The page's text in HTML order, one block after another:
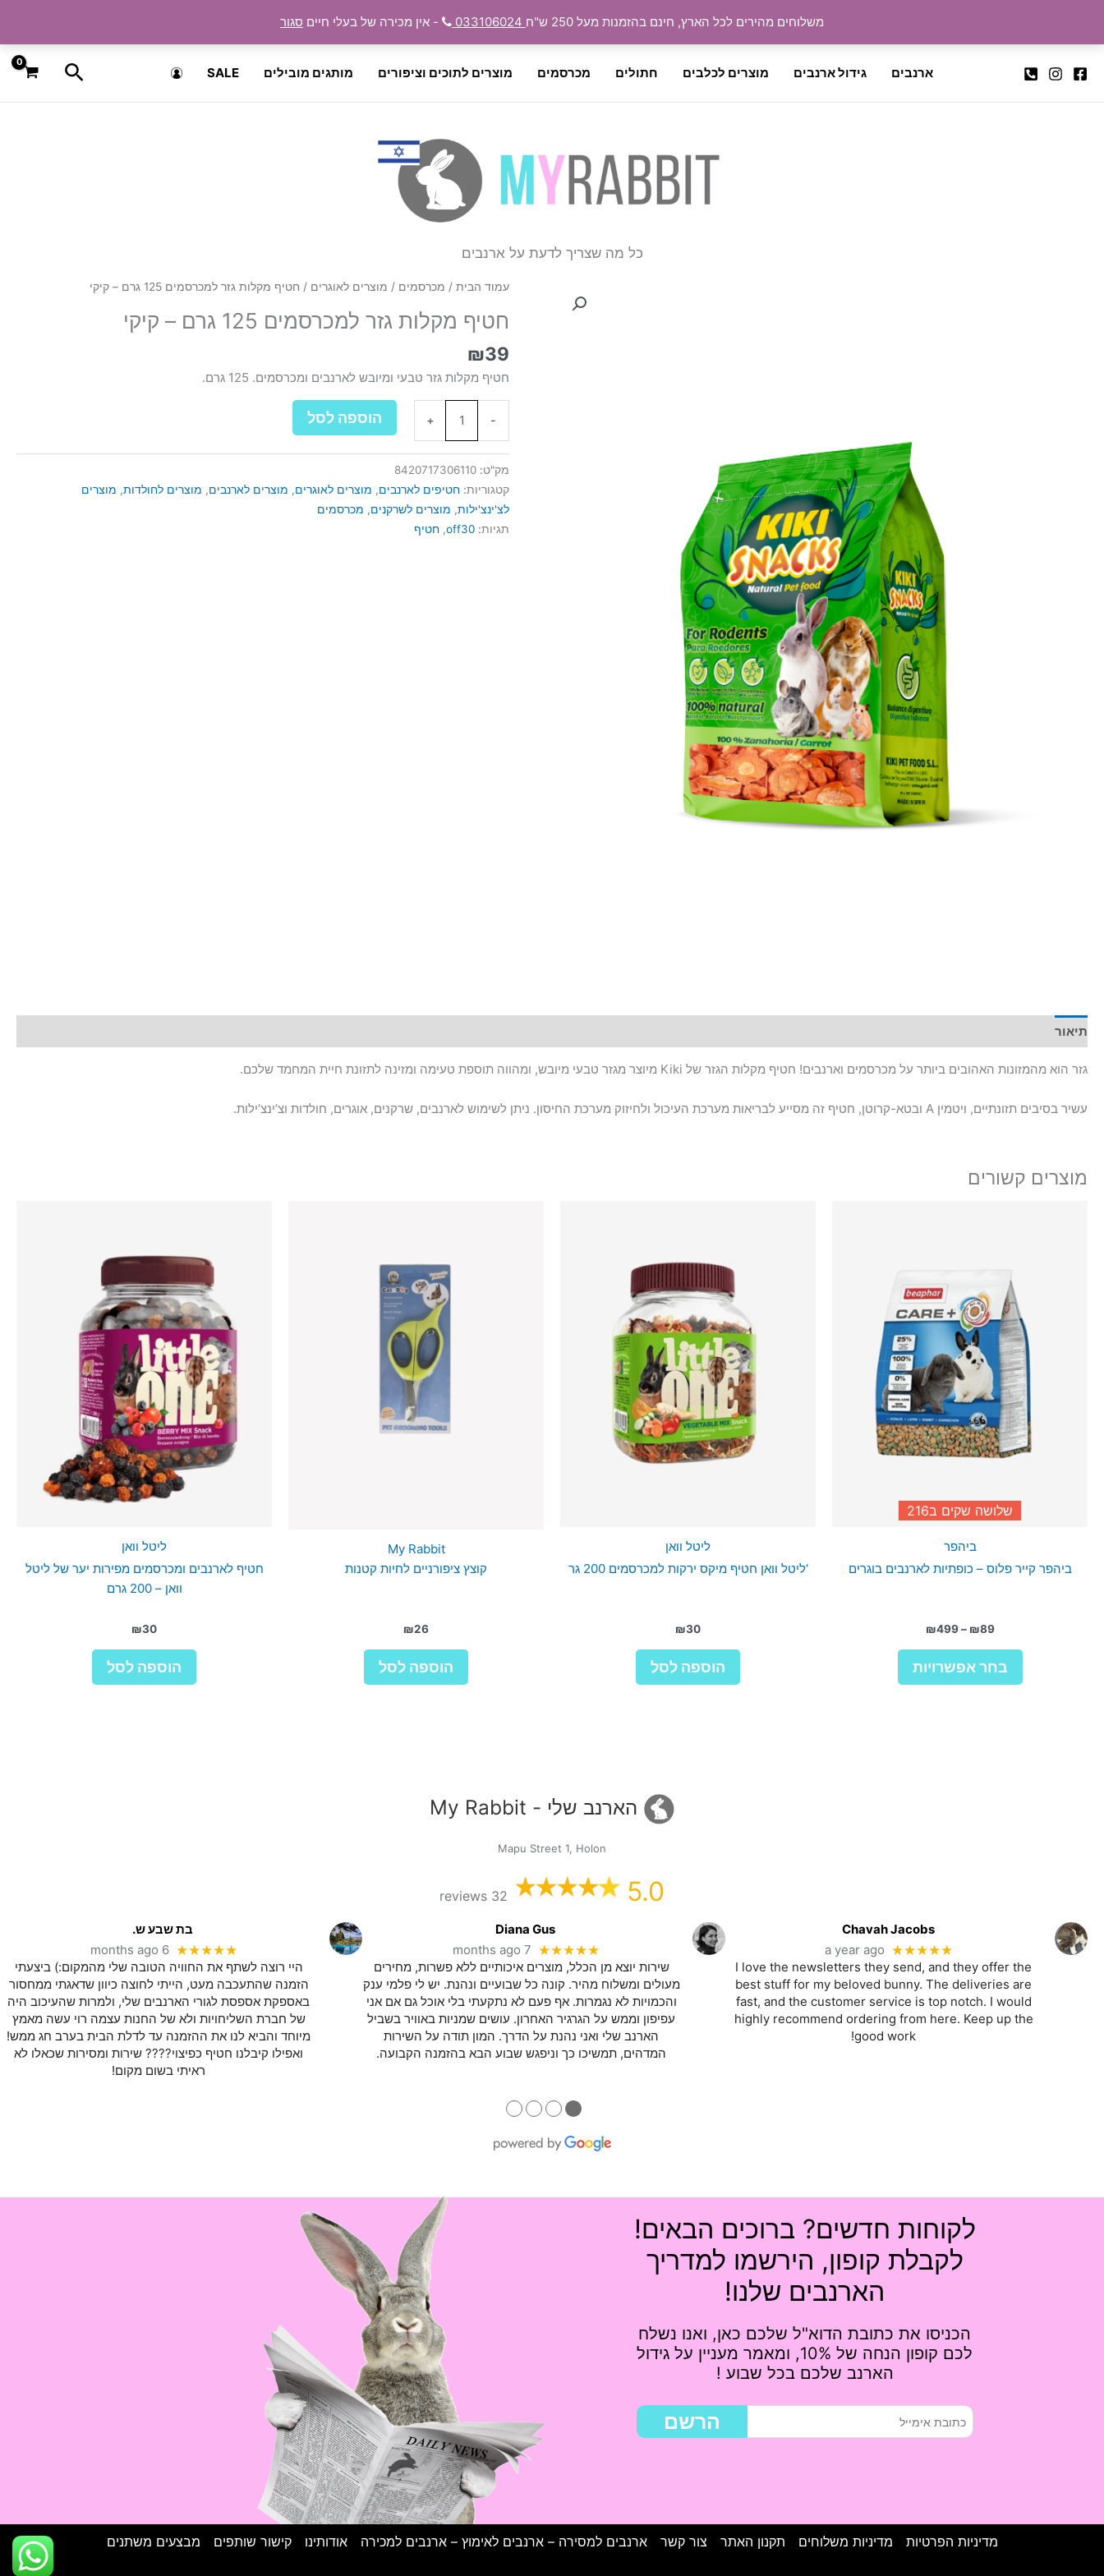
משלוחים מהירים לכל הארץ, חינם בהזמנות מעל 250 ש"ח - אין מכירה של בעלי חיים סגור
ארנבים גידול ארנבים מוצרים לכלבים חתולים מכרסמים מוצרים לתוכים וציפורים מותגים מובילים SALE חיפוש
כל מה שצריך לדעת על ארנבים
עמוד הבית / מכרסמים / מוצרים לאוגרים / חטיף מקלות גזר למכרסמים 125 גרם – קיקי
חטיף מקלות גזר למכרסמים 125 גרם – קיקי
₪39
חטיף מקלות גזר טבעי ומיובש לארנבים ומכרסמים. 125 גרם.
-
+ הוספה לסל
מק"ט:8420717306110
קטגוריות:חטיפים לארנבים, מוצרים לאוגרים, מוצרים לארנבים, מוצרים לחולדות, מוצרים
לצ'ינצ'ילות, מוצרים לשרקנים, מכרסמים
תגיות:off30
,חטיף
תיאור
גזר הוא מהמזונות האהובים ביותר על מכרסמים וארנבים! חטיף מקלות הגזר של Kiki מיוצר מגזר טבעי מיובש, ומהווה תוספת טעימה ומזינה לתזונת חיית המחמד שלכם.
עשיר בסיבים תזונתיים, ויטמין A ובטא-קרוטן, חטיף זה מסייע לבריאות מערכת העיכול ולחיזוק מערכת החיסון. ניתן לשימוש לארנבים, שרקנים, אוגרים, חולדות וצ’ינצ’ילות.
מוצרים קשורים
שלושה שקים ב216
ביהפר
ביהפר קייר פלוס – כופתיות לארנבים בוגרים
₪89
–
₪499
עד
⁦₪499⁩
בחר אפשרויות
למוצר
ליטל וואן
‘ליטל וואן חטיף מיקס ירקות למכרסמים 200 גר
₪30
הוספה לסל
My Rabbit
קוצץ ציפורניים לחיות קטנות
₪26
הוספה לסל
ליטל וואן
חטיף לארנבים ומכרסמים מפירות יער של ליטל
וואן – 200 גרם
₪30
הוספה לסל
הארנב שלי - My Rabbit
Mapu Street 1, Holon
5.0
32 reviews
Chavah Jacobs
★★★★★
a year ago
I love the newsletters they send, and they offer the
best stuff for my beloved bunny. The deliveries are
fast, and the customer service is top notch. I would
highly recommend ordering from here. Keep up the
good work!
Diana Gus
★★★★★
7 months ago
שירות יוצא מן הכלל, מוצרים איכותיים ללא פשרות, מחירים
מעולים ומשלוח מהיר. קונה כל שבועיים ונהנת. יש לי פלמי ענק
והכמויות לא נגמרות. אף פעם לא נתקעתי בלי אוכל גם אם אני
עפיפון וממש על הגרגיר האחרון. עושים שמניות באוויר בשביל
הארנב שלי ואני נהנת על הדרך. המון תודה על השירות
המדהים, תמשיכו כך וניפגש שבוע הבא בהזמנה הקבועה.
בת שבע ש.
★★★★★
6 months ago
היי רוצה לשתף את החוויה הטובה שלי מהמקום:) ביצעתי
הזמנה שהתעכבה מעט, הייתי לחוצה כיוון שדאגתי ממחסור
באספקת אספסת לגורי הארנבים שלי, ולמרות שהעיכוב היה
של חברת השליחויות ולא של החנות עצמה רוי עשה מאמץ
מיוחד והביא לנו את ההזמנה עד לדלת הבית בערב חג ממש!
ואפילו קיבלנו חטיף כפיצוי???? שירות ומסירות שכאלו לא
ראיתי בשום מקום!
●
●
●
●
לקוחות חדשים? ברוכים הבאים!
לקבלת קופון, הירשמו למדריך
הארנבים שלנו!
הכניסו את כתובת הדוא"ל שלכם כאן, ואנו נשלח
לכם קופון הנחה של 10%, ומאמר מעניין על גידול
הארנב שלכם בכל שבוע !
הרשם
מדיניות הפרטיות מדיניות משלוחים תקנון האתר צור קשר ארנבים למסירה – ארנבים לאימוץ – ארנבים למכירה אודותינו קישור שותפים מבצעים משתנים